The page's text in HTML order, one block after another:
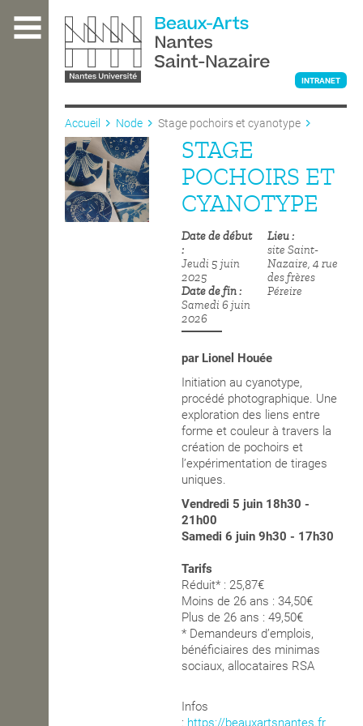
contenu
L'ÉCOLE
ENSEIGNEMENT
INTRANET
Accueil Node Stage pochoirs et cyanotype
STAGE
POCHOIRS ET
CYANOTYPE
Date de début
Jeudi 5 juin
2025
Date de fin
Samedi 6 juin
2026
Lieu
site Saint-
Nazaire, 4 rue
des frères
Péreire
par Lionel Houée
Initiation au cyanotype,
procédé photographique. Une
exploration des liens entre
forme et couleur à travers la
création de pochoirs et
l’expérimentation de tirages
uniques.
Vendredi 5 juin 18h30 -
21h00
Samedi 6 juin 9h30 - 17h30
Tarifs
Réduit* : 25,87€
Moins de 26 ans : 34,50€
Plus de 26 ans : 49,50€
* Demandeurs d’emplois,
bénéficiaires des minimas
sociaux, allocataires RSA
Infos